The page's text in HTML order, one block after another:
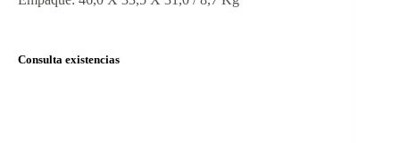
Consulta existencias